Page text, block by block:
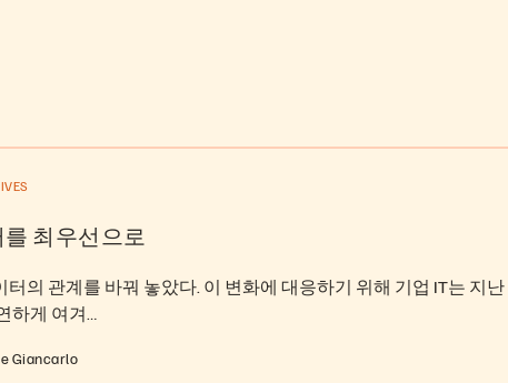
최우선으로
터의 관계를 바꿔 놓았다. 이 변화에 대응하기 위해 기업 IT는 지난
하게 여겨…
Giancarlo